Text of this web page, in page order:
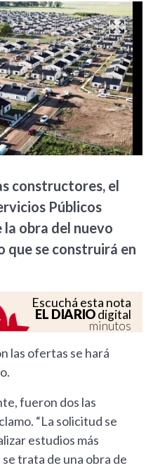
constructores, el
Públicos
obra del nuevo
que se construirá en
Escuchá esta nota
EL DIARIOdigital
minutos
las ofertas se hará
fueron dos las
“La solicitud se
estudios más
trata de una obra de